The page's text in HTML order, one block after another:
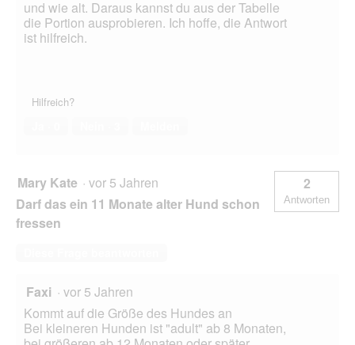
und wie alt. Daraus kannst du aus der Tabelle
die Portion ausprobieren. Ich hoffe, die Antwort
ist hilfreich.
Hilfreich?
Mary Kate · vor 5 Jahren
Darf das ein 11 Monate alter Hund schon
fressen
2
Antworten
Faxi · vor 5 Jahren
Kommt auf die Größe des Hundes an
Bei kleineren Hunden ist "adult" ab 8 Monaten,